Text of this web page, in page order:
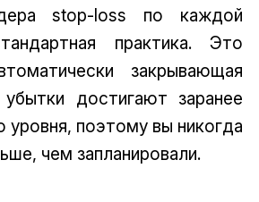
stop-loss по каждой
практика. Это
закрывающая
достигают заранее
уровня, поэтому вы никогда
чем запланировали.